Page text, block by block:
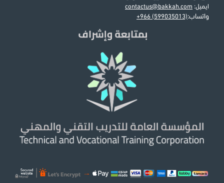
ايميل: contactus@bakkah.com
واتساب:+966 (599035013)